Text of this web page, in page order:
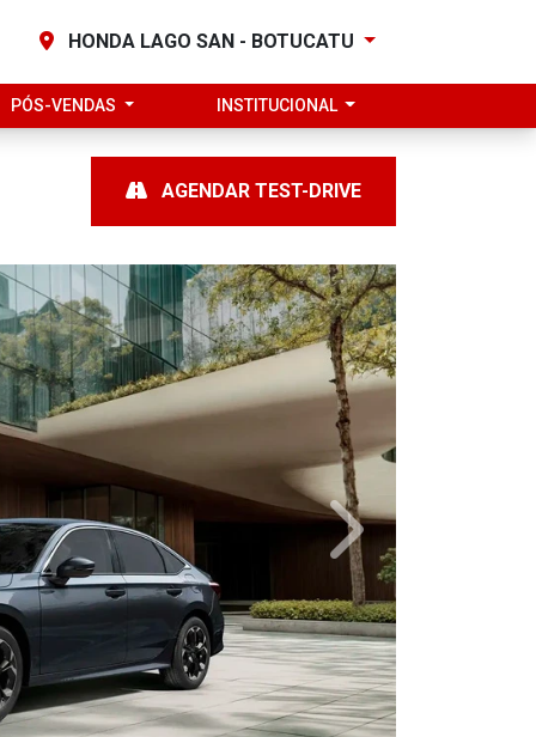
HONDA LAGO SAN - BOTUCATU
PÓS-VENDAS INSTITUCIONAL
AGENDAR TEST-DRIVE
Próximo